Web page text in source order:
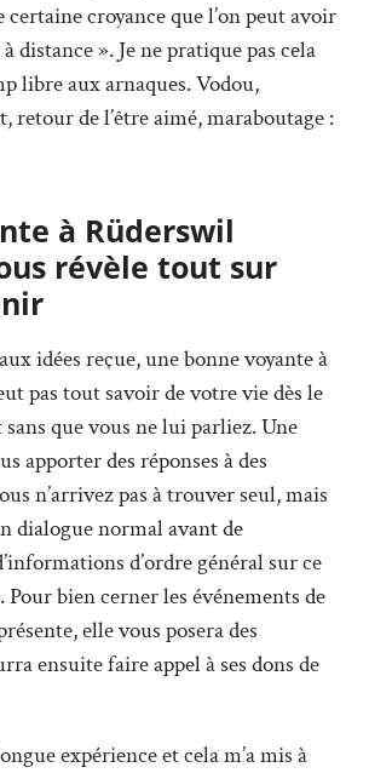
croyance que l’on peut avoir
distance ». Je ne pratique pas cela
libre aux arnaques. Vodou,
retour de l’être aimé, maraboutage :
à Rüderswil
révèle tout sur
idées reçue, une bonne voyante à
pas tout savoir de votre vie dès le
que vous ne lui parliez. Une
apporter des réponses à des
n’arrivez pas à trouver seul, mais
dialogue normal avant de
d’ordre général sur ce
Pour bien cerner les événements de
elle vous posera des
ensuite faire appel à ses dons de
expérience et cela m’a mis à